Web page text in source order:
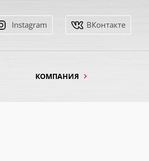
Instagram ВКонтакте
КОМПАНИЯ